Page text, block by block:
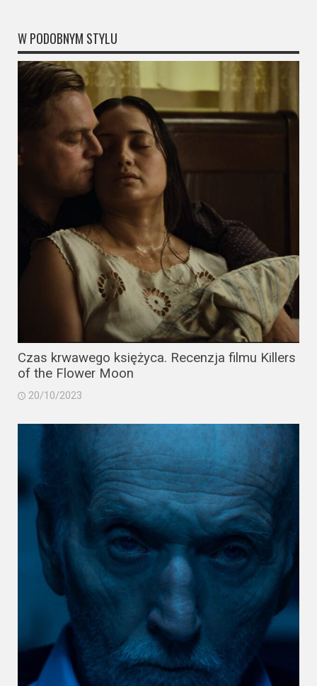
W PODOBNYM STYLU
Czas krwawego księżyca. Recenzja filmu Killers
of the Flower Moon
20/10/2023